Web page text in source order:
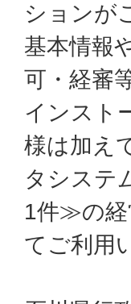
ションが
基本情報
可・経審
インスト
様は加え
タシステ
1件≫の経
てご利用